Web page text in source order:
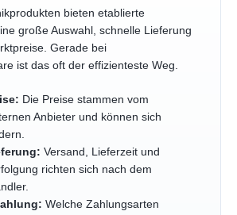
bieten etablierte
große Auswahl, schnelle Lieferung
Gerade bei
ist das oft der effizienteste Weg.
Die Preise stammen vom
Anbieter und können sich
Versand, Lieferzeit und
richten sich nach dem
Welche Zahlungsarten